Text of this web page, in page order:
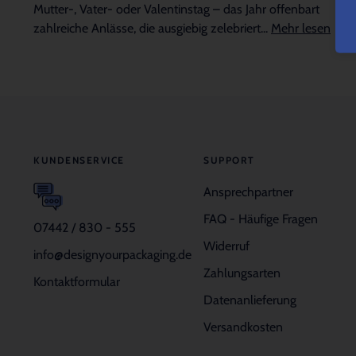
Mutter-, Vater- oder Valentinstag – das Jahr offenbart
zahlreiche Anlässe, die ausgiebig zelebriert... Mehr lesen
KUNDENSERVICE
07442 / 830 - 555
info@designyourpackaging.de
Kontaktformular
SUPPORT
Ansprechpartner
FAQ - Häufige Fragen
Widerruf
Zahlungsarten
Datenanlieferung
Versandkosten